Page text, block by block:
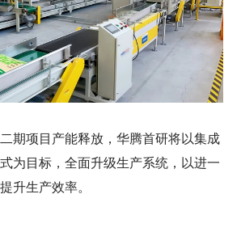
期项目产能释放，华腾首研将以集成
为目标，全面升级生产系统，以进一
升生产效率。